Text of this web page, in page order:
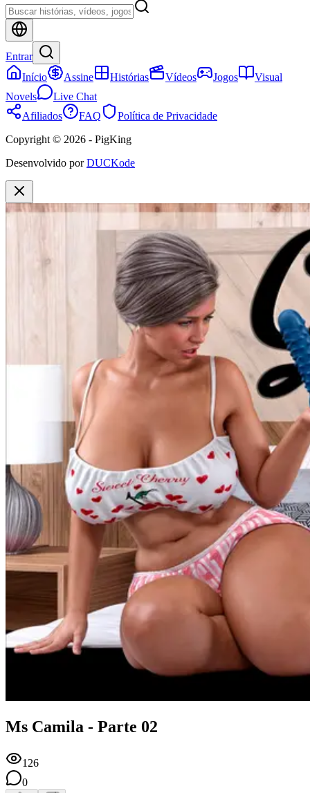
Entrar
Início
Assine Histórias Vídeos Jogos
Visual
Novels
Live Chat
Afiliados
FAQ
Política de Privacidade
Copyright © 2026 - PigKing
Desenvolvido por DUCKode
Ms Camila - Parte 02
126
0